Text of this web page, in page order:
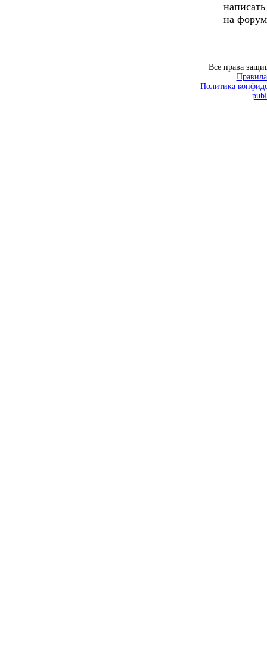
на
Все права
Политика